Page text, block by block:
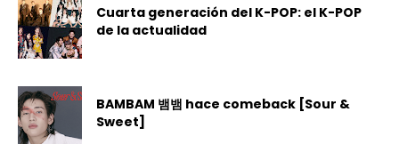
Cuarta generación del K-POP: el K-POP
de la actualidad
BAMBAM 뱀뱀 hace comeback [Sour &
Sweet]